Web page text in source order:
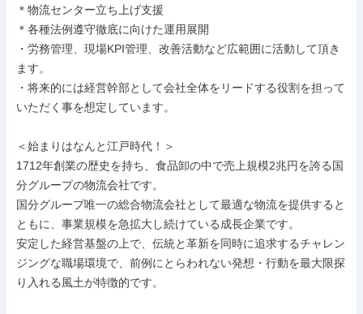
＊物流センター立ち上げ支援
＊各種法例遵守徹底に向けた運用展開
・労務管理、現場KPI管理、改善活動など広範囲に活動して頂き
ます。
・将来的には経営幹部として会社全体をリードする役割を担って
いただく事を想定しています。
＜始まりはなんと江戸時代！＞
1712年創業の歴史を持ち、食品卸の中で売上規模2兆円を誇る国
分グループの物流会社です。
国分グループ唯一の総合物流会社として最適な物流を提供すると
ともに、事業規模を急拡大し続けている成長企業です。
安定した経営基盤の上で、伝統と革新を同時に追求するチャレン
ジングな職場環境で、前例にとらわれない発想・行動を最大限探
り入れる風土が特徴的です。